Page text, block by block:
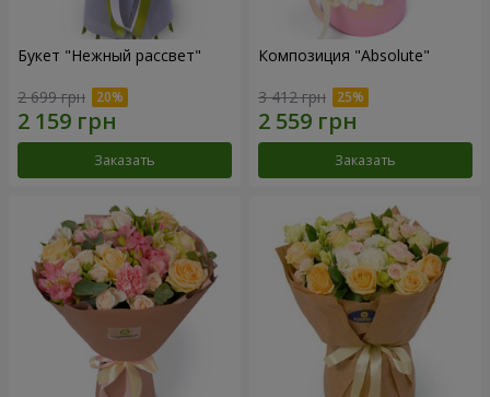
Букет "Нежный рассвет"
2 699 грн
Заказать
Композиция "Absolute"
3 412 грн
Заказать